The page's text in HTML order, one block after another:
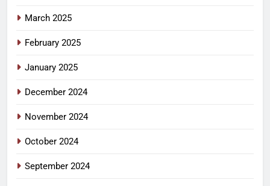
March 2025
February 2025
January 2025
December 2024
November 2024
October 2024
September 2024